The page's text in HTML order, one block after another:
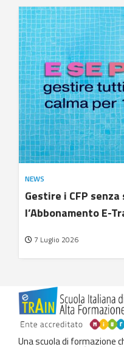
NEWS
Gestire i CFP
l’Abbonamento E-
7 Luglio 2026
Una scuola di formazione